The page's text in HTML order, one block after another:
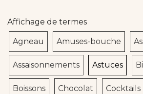
Affichage de termes
Agneau Amuses-bouche
Assaisonnements Astuces
Boissons Chocolat Cocktails